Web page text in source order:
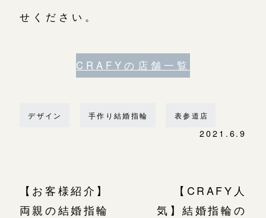
せください。
CRAFYの店舗一覧
デザイン 手作り結婚指輪 表参道店
2021.6.9
【お客様紹介】
両親の結婚指輪
【CRAFY人
気】結婚指輪の